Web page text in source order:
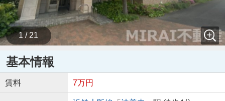
1 / 21
基本情報
賃料 7万円